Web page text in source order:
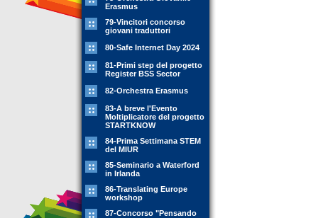
Erasmus
79-Vincitori concorso
giovani traduttori
80-Safe Internet Day 2024
81-Primi step del progetto
Register BSS Sector
82-Orchestra Erasmus
83-A breve l'Evento
Moltiplicatore del progetto
STARTKNOW
84-Prima Settimana STEM
del MIUR
85-Seminario a Waterford
in Irlanda
86-Translating Europe
workshop
87-Concorso "Pensando